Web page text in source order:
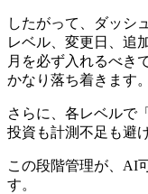
したがって、ダッシ
レベル、変更日、追
月を必ず入れるべき
かなり落ち着きます。
さらに、各レベルで
投資も計測不足も避
この段階管理が、AI
す。